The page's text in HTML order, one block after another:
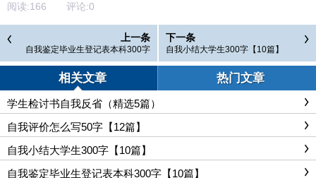
阅读:166 评论:0
上一条
自我鉴定毕业生登记表本科300字
【10篇】
下一条
自我小结大学生300字【10篇】
相关文章 热门文章
学生检讨书自我反省（精选5篇）
自我评价怎么写50字【12篇】
自我小结大学生300字【10篇】
自我鉴定毕业生登记表本科300字【10篇】